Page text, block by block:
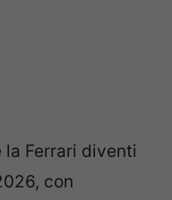
la Ferrari diventi
con